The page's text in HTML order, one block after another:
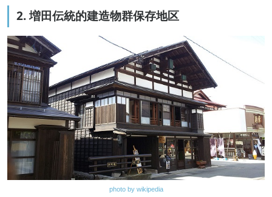
2. 増田伝統的建造物群保存地区
photo by wikipedia